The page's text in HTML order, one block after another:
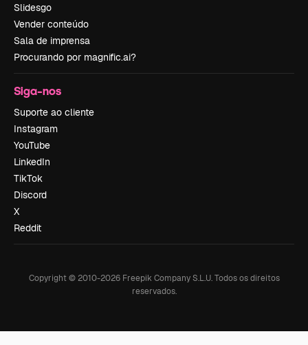
Slidesgo
Vender conteúdo
Sala de imprensa
Procurando por magnific.ai?
Siga-nos
Suporte ao cliente
Instagram
YouTube
LinkedIn
TikTok
Discord
X
Reddit
Copyright © 2010-2026Freepik Company S.L.U. Todos os direitos
reservados.